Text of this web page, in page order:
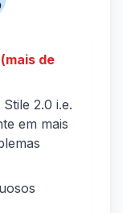
de
2.0 i.e.
em mais